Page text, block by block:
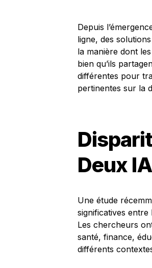
Depuis
ligne, des
la manière dont
bien qu’ils
différentes pour
pertinentes sur la
Deux IA
Une étude
significatives
Les chercheurs
santé, finance,
différents